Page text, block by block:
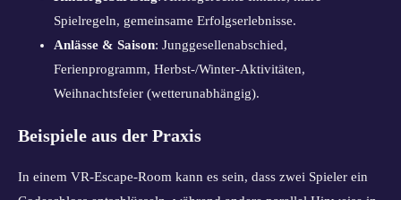
Spielregeln, gemeinsame Erfolgserlebnisse.
Anlässe & Saison: Junggesellenabschied,
Ferienprogramm, Herbst-/Winter-Aktivitäten,
Weihnachtsfeier (wetterunabhängig).
Beispiele aus der Praxis
In einem VR-Escape-Room kann es sein, dass zwei Spieler ein